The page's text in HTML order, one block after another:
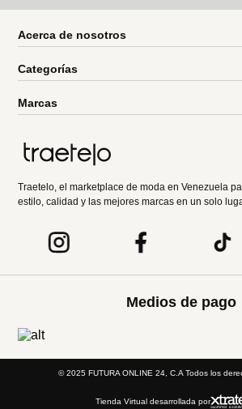
Acerca de nosotros
Categorías
Marcas
Traetelo, el marketplace de moda en Venezuela
estilo, calidad y las mejores marcas en un solo
Medios de pago
© 2025 FUTURA ONLINE 24, C.A Todos los
Tienda Virtual desarrollada por